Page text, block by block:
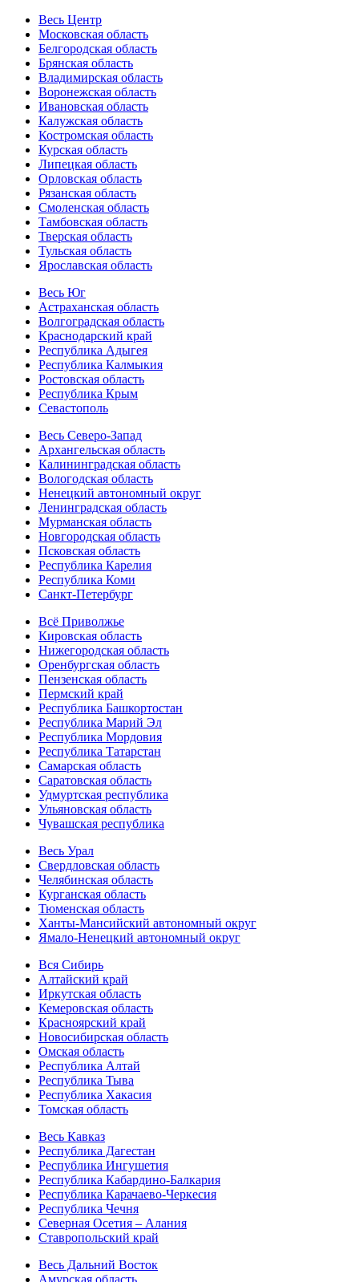
Весь Центр
Московская область
Белгородская область
Брянская область
Владимирская область
Воронежская область
Ивановская область
Калужская область
Костромская область
Курская область
Липецкая область
Орловская область
Рязанская область
Смоленская область
Тамбовская область
Тверская область
Тульская область
Ярославская область
Весь Юг
Астраханская область
Волгоградская область
Краснодарский край
Республика Адыгея
Республика Калмыкия
Ростовская область
Республика Крым
Севастополь
Весь Северо-Запад
Архангельская область
Калининградская область
Вологодская область
Ненецкий автономный округ
Ленинградская область
Мурманская область
Новгородская область
Псковская область
Республика Карелия
Республика Коми
Санкт-Петербург
Всё Приволжье
Кировская область
Нижегородская область
Оренбургская область
Пензенская область
Пермский край
Республика Башкортостан
Республика Марий Эл
Республика Мордовия
Республика Татарстан
Самарская область
Саратовская область
Удмуртская республика
Ульяновская область
Чувашская республика
Весь Урал
Свердловская область
Челябинская область
Курганская область
Тюменская область
Ханты-Мансийский автономный округ
Ямало-Ненецкий автономный округ
Вся Сибирь
Алтайский край
Иркутская область
Кемеровская область
Красноярский край
Новосибирская область
Омская область
Республика Алтай
Республика Тыва
Республика Хакасия
Томская область
Весь Кавказ
Республика Дагестан
Республика Ингушетия
Республика Кабардино-Балкария
Республика Карачаево-Черкесия
Республика Чечня
Северная Осетия – Алания
Ставропольский край
Весь Дальний Восток
Амурская область